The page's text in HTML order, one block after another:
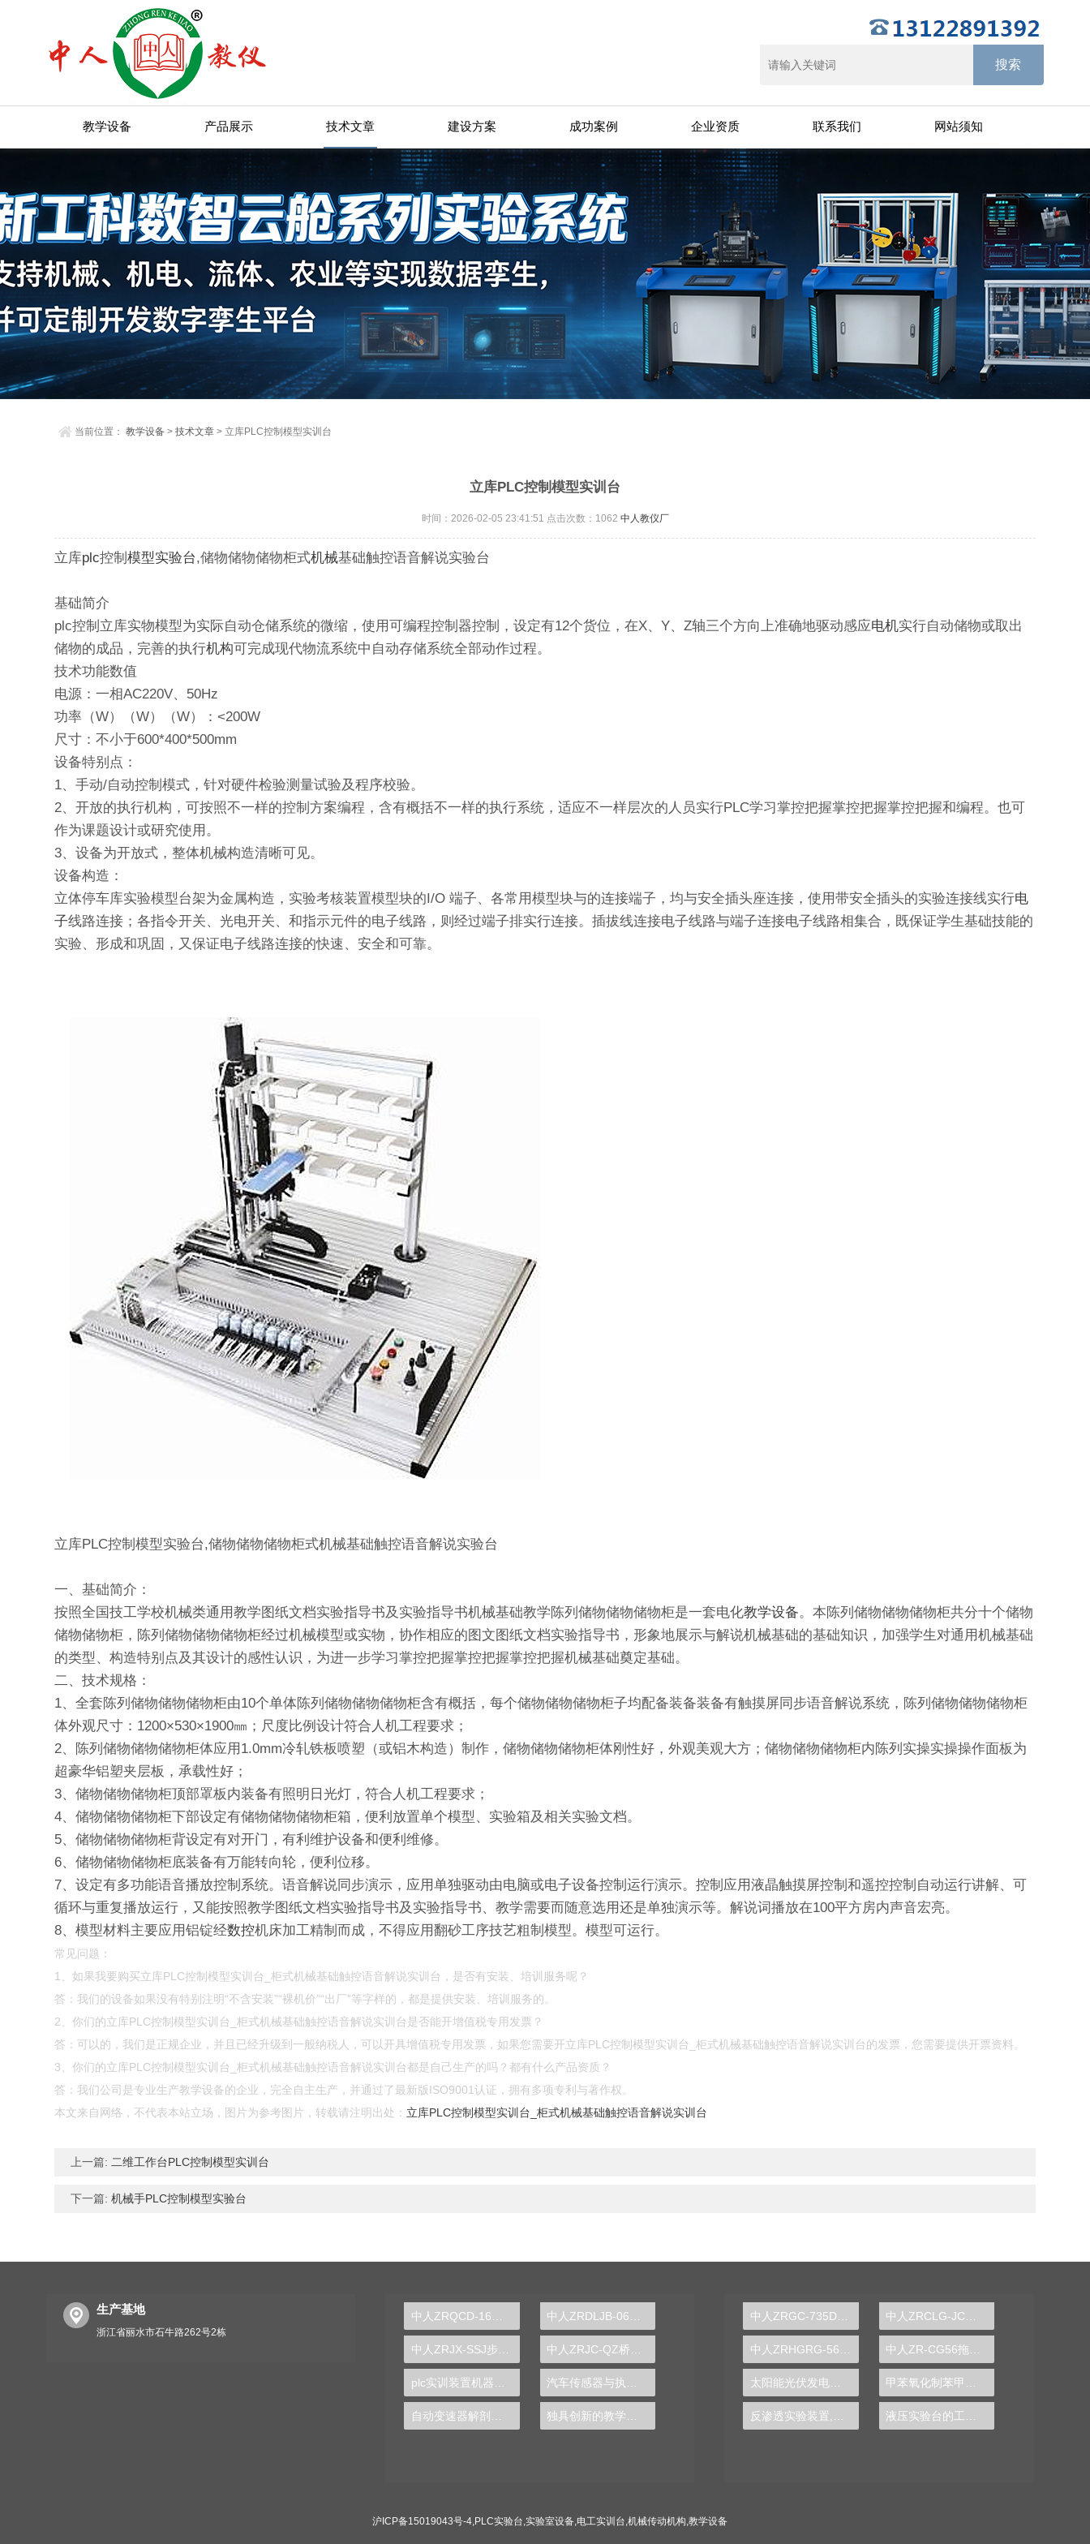
教学设备 产品展示 技术文章 建设方案 成功案例 企业资质 联系我们 网站须知
当前位置：教学设备 >技术文章 > 立库PLC控制模型实训台
立库PLC控制模型实训台
时间：2026-02-05 23:41:51 点击次数： 1062 中人教仪厂
立库plc控制模型实验台,储物储物储物柜式机械基础触控语音解说实验台
基础简介
plc控制立库实物模型为实际自动仓储系统的微缩，使用可编程控制器控制，设定有12个货位，在X、Y、Z轴三个方向上准确地驱动感应电机实行自动储物或取出
储物的成品，完善的执行机构可完成现代物流系统中自动存储系统全部动作过程。
技术功能数值
电源：一相AC220V、50Hz
功率（W）（W）（W）：<200W
尺寸：不小于600*400*500mm
设备特别点：
1、手动/自动控制模式，针对硬件检验测量试验及程序校验。
2、开放的执行机构，可按照不一样的控制方案编程，含有概括不一样的执行系统，适应不一样层次的人员实行PLC学习掌控把握掌控把握掌控把握和编程。也可
作为课题设计或研究使用。
3、设备为开放式，整体机械构造清晰可见。
设备构造：
立体停车库实验模型台架为金属构造，实验考核装置模型块的I/O 端子、各常用模型块与的连接端子，均与安全插头座连接，使用带安全插头的实验连接线实行电
子线路连接；各指令开关、光电开关、和指示元件的电子线路，则经过端子排实行连接。插拔线连接电子线路与端子连接电子线路相集合，既保证学生基础技能的
实验、形成和巩固，又保证电子线路连接的快速、安全和可靠。
立库PLC控制模型实验台,储物储物储物柜式机械基础触控语音解说实验台
一、基础简介：
按照全国技工学校机械类通用教学图纸文档实验指导书及实验指导书机械基础教学陈列储物储物储物柜是一套电化教学设备。本陈列储物储物储物柜共分十个储物
储物储物柜，陈列储物储物储物柜经过机械模型或实物，协作相应的图文图纸文档实验指导书，形象地展示与解说机械基础的基础知识，加强学生对通用机械基础
的类型、构造特别点及其设计的感性认识，为进一步学习掌控把握掌控把握掌控把握机械基础奠定基础。
二、技术规格：
1、全套陈列储物储物储物柜由10个单体陈列储物储物储物柜含有概括，每个储物储物储物柜子均配备装备装备有触摸屏同步语音解说系统，陈列储物储物储物柜
体外观尺寸：1200×530×1900㎜；尺度比例设计符合人机工程要求；
2、陈列储物储物储物柜体应用1.0mm冷轧铁板喷塑（或铝木构造）制作，储物储物储物柜体刚性好，外观美观大方；储物储物储物柜内陈列实操实操操作面板为
超豪华铝塑夹层板，承载性好；
3、储物储物储物柜顶部罩板内装备有照明日光灯，符合人机工程要求；
4、储物储物储物柜下部设定有储物储物储物柜箱，便利放置单个模型、实验箱及相关实验文档。
5、储物储物储物柜背设定有对开门，有利维护设备和便利维修。
6、储物储物储物柜底装备有万能转向轮，便利位移。
7、设定有多功能语音播放控制系统。语音解说同步演示，应用单独驱动由电脑或电子设备控制运行演示。控制应用液晶触摸屏控制和遥控控制自动运行讲解、可
循环与重复播放运行，又能按照教学图纸文档实验指导书及实验指导书、教学需要而随意选用还是单独演示等。解说词播放在100平方房内声音宏亮。
8、模型材料主要应用铝锭经数控机床加工精制而成，不得应用翻砂工序技艺粗制模型。模型可运行。
常见问题：
1、如果我要购买立库PLC控制模型实训台_柜式机械基础触控语音解说实训台，是否有安装、培训服务呢？
答：我们的设备如果没有特别注明“不含安装”“裸机价”“出厂”等字样的，都是提供安装、培训服务的。
2、你们的立库PLC控制模型实训台_柜式机械基础触控语音解说实训台是否能开增值税专用发票？
答：可以的，我们是正规企业，并且已经升级到一般纳税人，可以开具增值税专用发票，如果您需要开立库PLC控制模型实训台_柜式机械基础触控语音解说实训台的发票，您需要提供开票资料。
3、你们的立库PLC控制模型实训台_柜式机械基础触控语音解说实训台都是自己生产的吗？都有什么产品资质？
答：我们公司是专业生产教学设备的企业，完全自主生产，并通过了最新版ISO9001认证，拥有多项专利与著作权。
本文来自网络，不代表本站立场，图片为参考图片，转载请注明出处： 立库PLC控制模型实训台_柜式机械基础触控语音解说实训台
上一篇: 二维工作台PLC控制模型实训台
下一篇: 机械手PLC控制模型实验台
生产基地
浙江省丽水市石牛路262号2栋
太阳能光伏发电系统实验实训装置,光伏发电系统实验装置-中人
沪ICP备15019043号-4,PLC实验台,实验室设备,电工实训台,机械传动机构,教学设备